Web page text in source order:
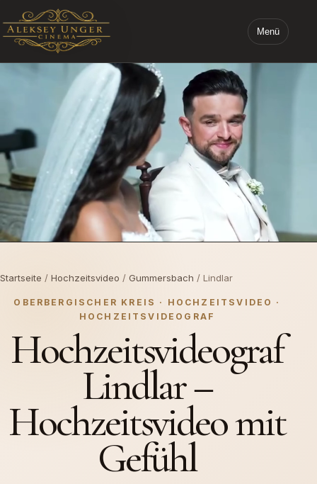
STARTSEITE ALEKSEY UNGER CINEMA Menü
Startseite / Hochzeitsvideo / Gummersbach / Lindlar
OBERBERGISCHER KREIS · HOCHZEITSVIDEO ·
HOCHZEITSVIDEOGRAF
Hochzeitsvideograf
Lindlar –
Hochzeitsvideo mit
Gefühl